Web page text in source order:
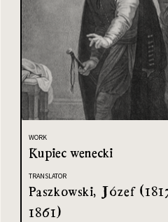
WORK
Kupiec wenecki
TRANSLATOR
Paszkowski, Józef
1861)